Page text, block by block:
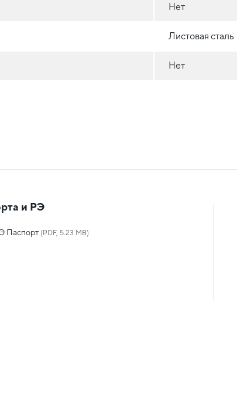
Нет
Листовая сталь
Нет
и РЭ
Паспорт(PDF, 5.23 MB)